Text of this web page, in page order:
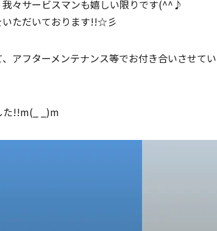
々サービスマンも嬉しい限りです(^^♪
いただいております!!☆彡
アフターメンテナンス等でお付き合いさせて
た!!m(_ _)m